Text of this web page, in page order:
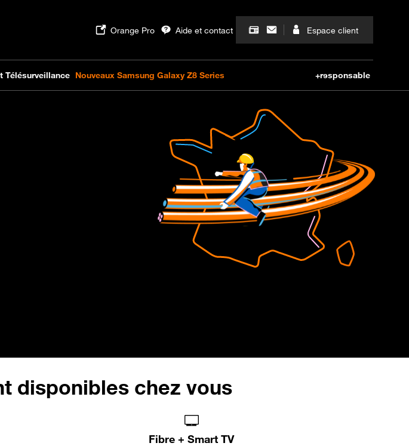
disponibles chez vous
Fibre + Smart TV